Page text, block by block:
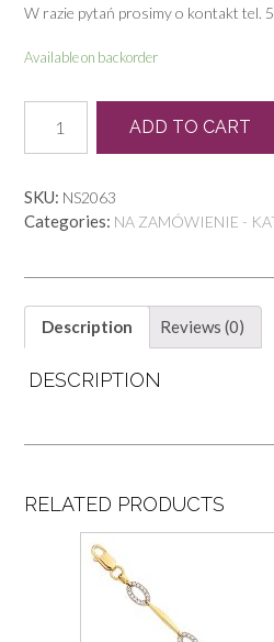
W razie pytań prosimy o kontakt tel.
Available on backorder
0264
quantity
ADD TO CART
SKU: NS2063
Categories: NA ZAMÓWIENIE -
Description Reviews (0)
DESCRIPTION
RELATED PRODUCTS